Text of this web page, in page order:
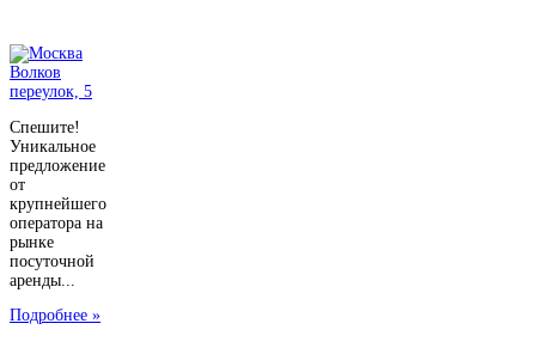
Спешите!
Уникальное
предложение
от
крупнейшего
оператора на
рынке
посуточной
аренды...
Подробнее »